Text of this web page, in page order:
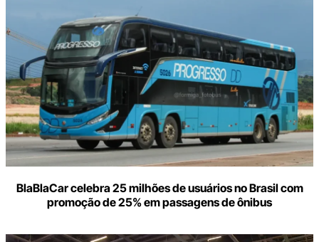
BlaBlaCar celebra 25 milhões de usuários no Brasil com
promoção de 25% em passagens de ônibus